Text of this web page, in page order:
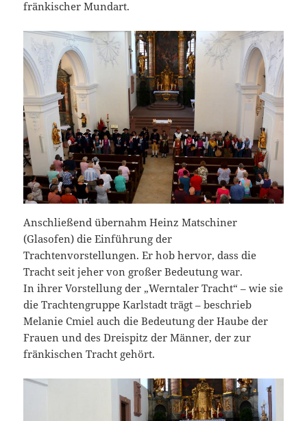
fränkischer Mundart.
Anschließend übernahm Heinz Matschiner
(Glasofen) die Einführung der
Trachtenvorstellungen. Er hob hervor, dass die
Tracht seit jeher von großer Bedeutung war.
In ihrer Vorstellung der „Werntaler Tracht“ – wie sie
die Trachtengruppe Karlstadt trägt – beschrieb
Melanie Cmiel auch die Bedeutung der Haube der
Frauen und des Dreispitz der Männer, der zur
fränkischen Tracht gehört.